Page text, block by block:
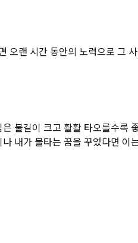
오랜 시간 동안의 노력으로 그
불길이 크고 활활 타오를수
내가 불타는 꿈을 꾸었다면